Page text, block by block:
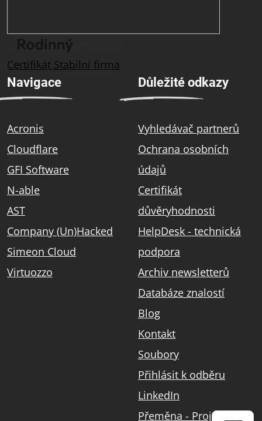
Certifikát Stabilní firma
Navigace
Acronis
Cloudflare
GFI Software
N-able
AST
Company (Un)Hacked
Simeon Cloud
Virtuozzo
Důležité odkazy
Vyhledávač partnerů
Ochrana osobních
údajů
Certifikát
důvěryhodnosti
HelpDesk - technická
podpora
Archiv newsletterů
Databáze znalostí
Blog
Kontakt
Soubory
Přihlásit k odběru
LinkedIn
Přeměna - Projekt